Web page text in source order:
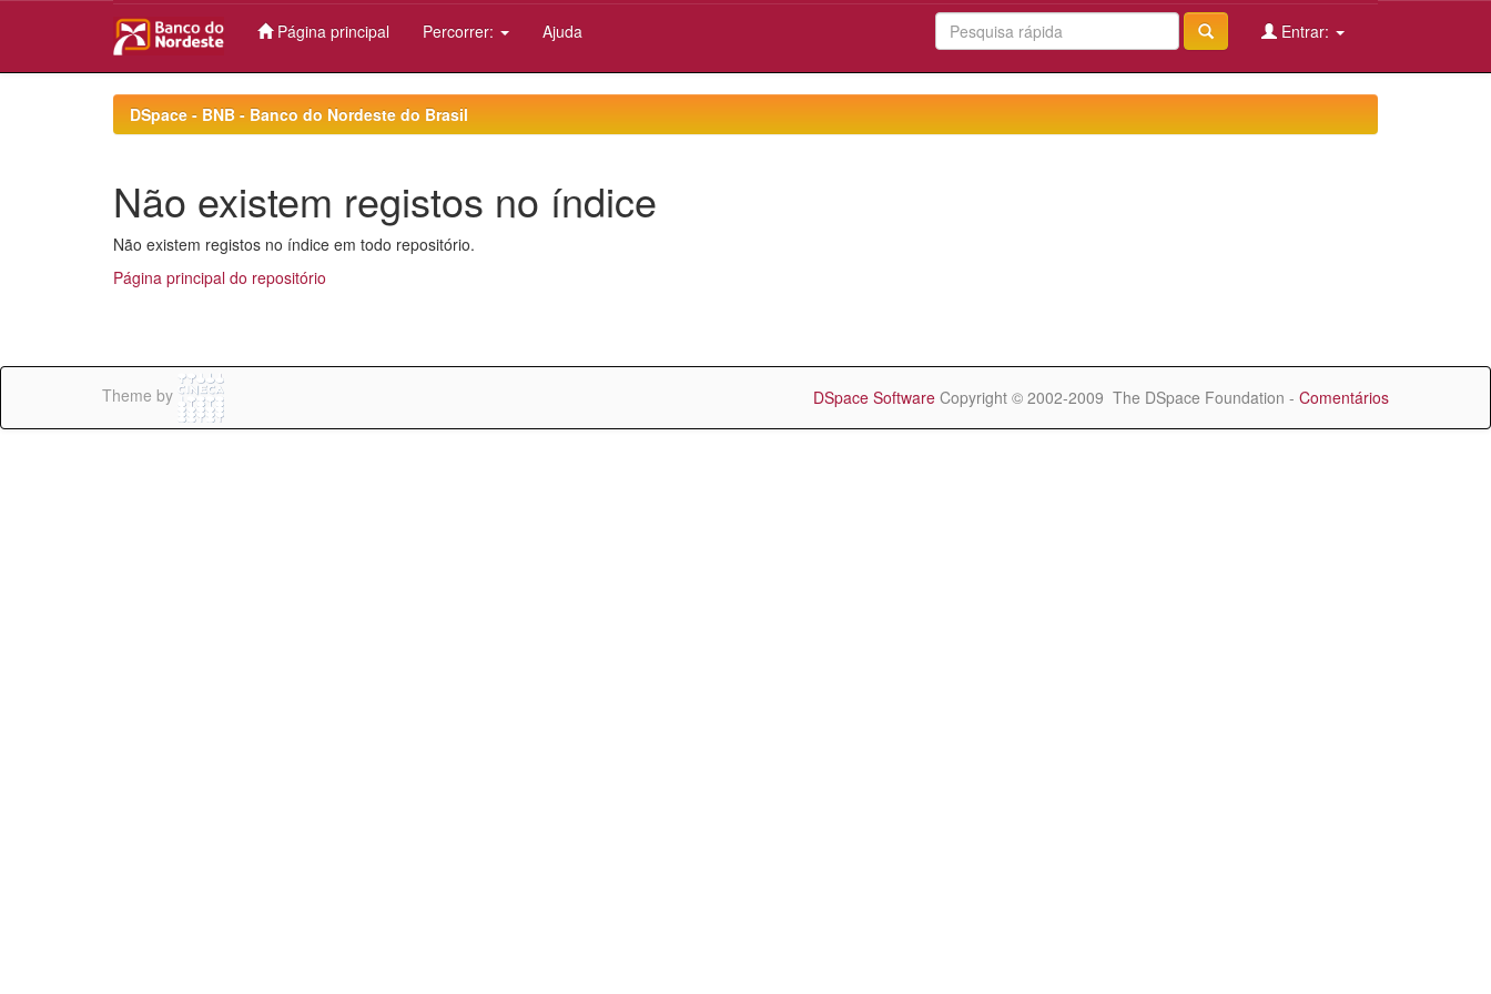
Página principal Percorrer: Ajuda Entrar:
DSpace - BNB - Banco do Nordeste do Brasil
Não existem registos no índice
Não existem registos no índice em todo repositório.
Página principal do repositório
Theme by DSpace Software Copyright © 2002-2009 The DSpace Foundation - Comentários